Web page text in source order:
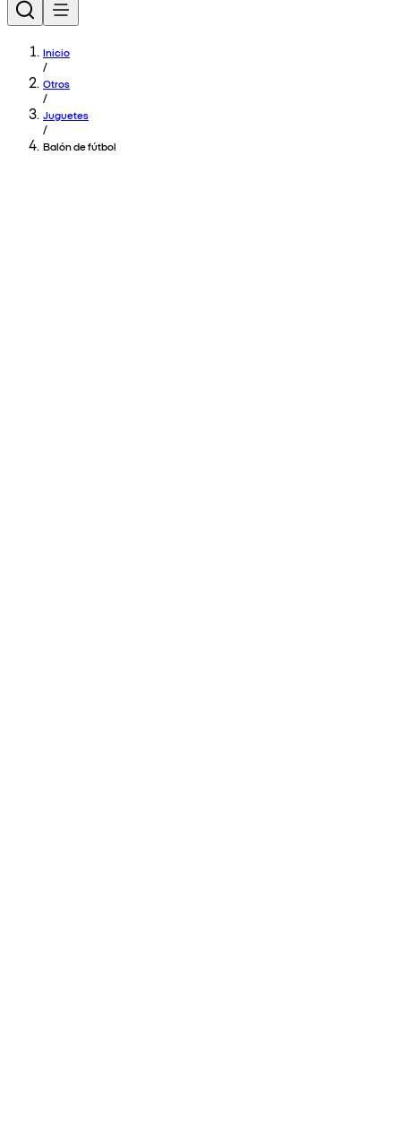
Inicio
/
Otros
/
Juguetes
/
Balón de fútbol